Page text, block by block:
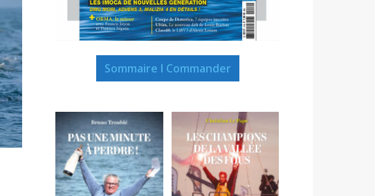
Sommaire I Commander